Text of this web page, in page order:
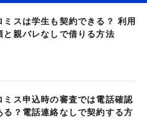
ミスは学生も契約できる？ 利用
と親バレなしで借りる方法
ミス申込時の審査では電話確認
る？電話連絡なしで契約する方